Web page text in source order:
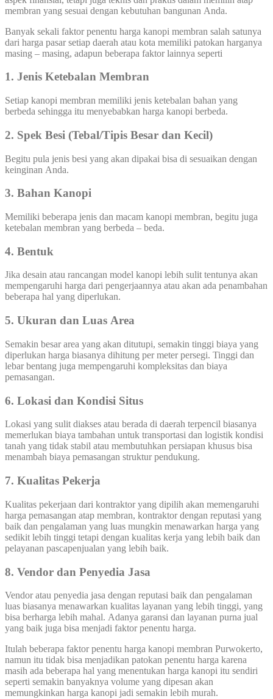
membran yang sesuai dengan kebutuhan bangunan Anda.
Banyak sekali faktor penentu harga kanopi membran salah satunya
dari harga pasar setiap daerah atau kota memiliki patokan harganya
masing – masing, adapun beberapa faktor lainnya seperti
1. Jenis Ketebalan Membran
Setiap kanopi membran memiliki jenis ketebalan bahan yang
berbeda sehingga itu menyebabkan harga kanopi berbeda.
2. Spek Besi (Tebal/Tipis Besar dan Kecil)
Begitu pula jenis besi yang akan dipakai bisa di sesuaikan dengan
keinginan Anda.
3. Bahan Kanopi
Memiliki beberapa jenis dan macam kanopi membran, begitu juga
ketebalan membran yang berbeda – beda.
4. Bentuk
Jika desain atau rancangan model kanopi lebih sulit tentunya akan
mempengaruhi harga dari pengerjaannya atau akan ada penambahan
beberapa hal yang diperlukan.
5. Ukuran dan Luas Area
Semakin besar area yang akan ditutupi, semakin tinggi biaya yang
diperlukan harga biasanya dihitung per meter persegi. Tinggi dan
lebar bentang juga mempengaruhi kompleksitas dan biaya
pemasangan.
6. Lokasi dan Kondisi Situs
Lokasi yang sulit diakses atau berada di daerah terpencil biasanya
memerlukan biaya tambahan untuk transportasi dan logistik kondisi
tanah yang tidak stabil atau membutuhkan persiapan khusus bisa
menambah biaya pemasangan struktur pendukung.
7. Kualitas Pekerja
Kualitas pekerjaan dari kontraktor yang dipilih akan memengaruhi
harga pemasangan atap membran, kontraktor dengan reputasi yang
baik dan pengalaman yang luas mungkin menawarkan harga yang
sedikit lebih tinggi tetapi dengan kualitas kerja yang lebih baik dan
pelayanan pascapenjualan yang lebih baik.
8. Vendor dan Penyedia Jasa
Vendor atau penyedia jasa dengan reputasi baik dan pengalaman
luas biasanya menawarkan kualitas layanan yang lebih tinggi, yang
bisa berharga lebih mahal. Adanya garansi dan layanan purna jual
yang baik juga bisa menjadi faktor penentu harga.
Itulah beberapa faktor penentu harga kanopi membran Purwokerto,
namun itu tidak bisa menjadikan patokan penentu harga karena
masih ada beberapa hal yang menentukan harga kanopi itu sendiri
seperti semakin banyaknya volume yang dipesan akan
memungkinkan harga kanopi jadi semakin lebih murah.